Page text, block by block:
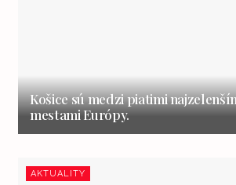
Košice sú medzi piatimi
mestami Európy.
AKTUALITY